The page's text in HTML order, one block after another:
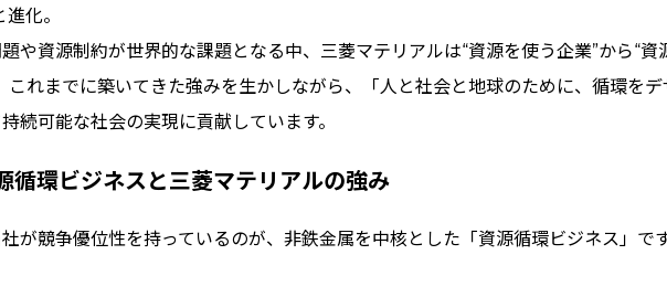
化。
や資源制約が世界的な課題となる中、三菱マテリアルは“資源を使う企業”から“資
これまでに築いてきた強みを生かしながら、「人と社会と地球のために、循環を
続可能な社会の実現に貢献しています。
循環ビジネスと三菱マテリアルの強み
が競争優位性を持っているのが、非鉄金属を中核とした「資源循環ビジネス」です